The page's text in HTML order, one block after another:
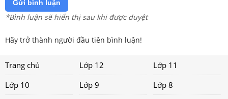
Gửi bình luận
*Bình luận sẽ hiển thị sau khi được duyệt
Hãy trở thành người đầu tiên bình luận!
Trang chủ Lớp 12
Lớp 11
Lớp 10
Lớp 9
Lớp 8